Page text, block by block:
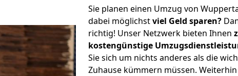
Sie planen einen Umzug von
dabei möglichstviel Geld sparen?
richtig! Unser Netzwerk bieten Ihnen
kostengünstige
Sie sich um nichts anderes als die
Zuhause kümmern müssen.